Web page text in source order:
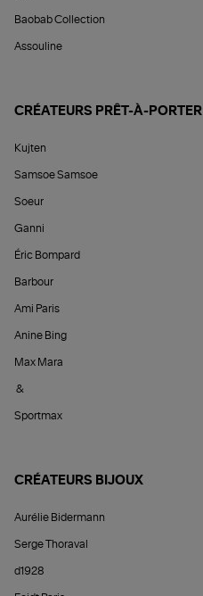
Baobab Collection
Assouline
CRÉATEURS PRÊT-À-PORTER
Kujten
Samsoe Samsoe
Soeur
Ganni
Éric Bompard
Barbour
Ami Paris
Anine Bing
Max Mara
&
Sportmax
CRÉATEURS BIJOUX
Aurélie Bidermann
Serge Thoraval
d1928